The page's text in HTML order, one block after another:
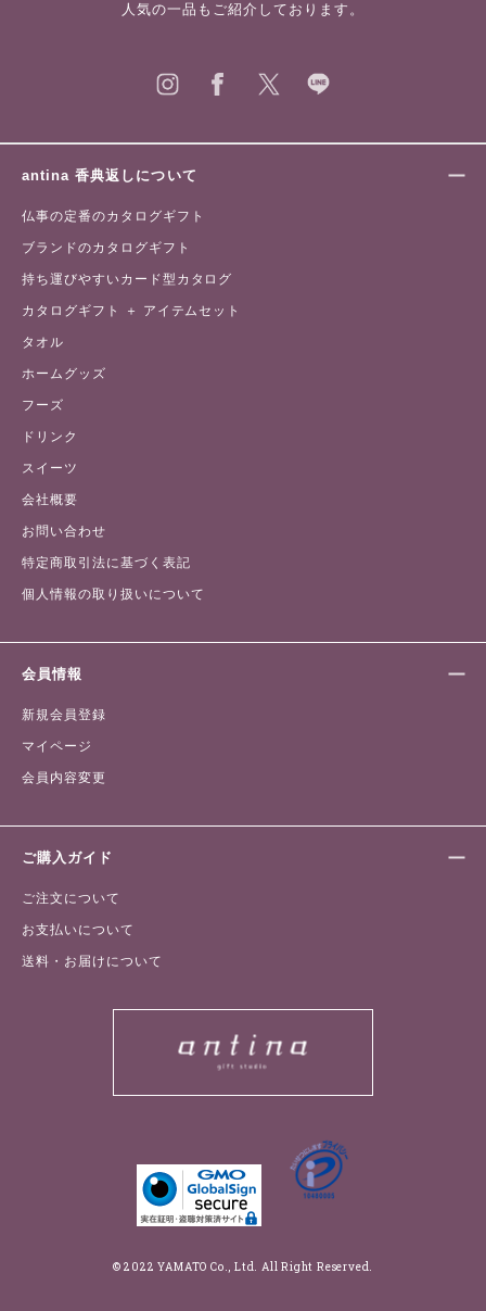
人気の一品もご紹介しております。
antina 香典返しについて
仏事の定番のカタログギフト
ブランドのカタログギフト
持ち運びやすいカード型カタログ
カタログギフト ＋ アイテムセット
タオル
ホームグッズ
フーズ
ドリンク
スイーツ
会社概要
お問い合わせ
特定商取引法に基づく表記
個人情報の取り扱いについて
会員情報
新規会員登録
マイページ
会員内容変更
ご購入ガイド
ご注文について
お支払いについて
送料・お届けについて
© 2022 YAMATO Co., Ltd. All Right Reserved.